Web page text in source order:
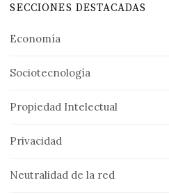
SECCIONES DESTACADAS
Economía
Sociotecnología
Propiedad Intelectual
Privacidad
Neutralidad de la red